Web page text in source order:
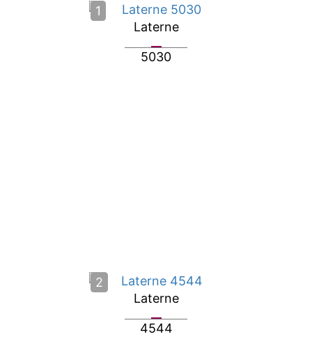
1
Laterne
5030
2
Laterne
4544